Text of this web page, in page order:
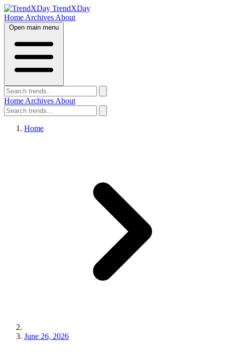
TrendXDay
Home Archives About
Open main menu
Home Archives About
Home
June 26, 2026